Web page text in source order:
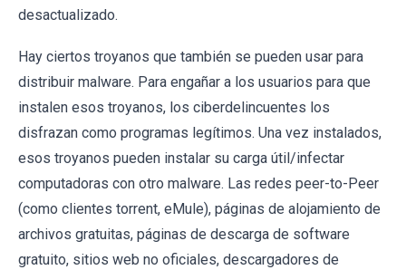
desactualizado.
Hay ciertos troyanos que también se pueden usar para
distribuir malware. Para engañar a los usuarios para que
instalen esos troyanos, los ciberdelincuentes los
disfrazan como programas legítimos. Una vez instalados,
esos troyanos pueden instalar su carga útil/infectar
computadoras con otro malware. Las redes peer-to-Peer
(como clientes torrent, eMule), páginas de alojamiento de
archivos gratuitas, páginas de descarga de software
gratuito, sitios web no oficiales, descargadores de